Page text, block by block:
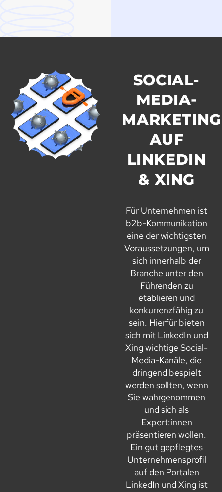
SOCIAL-
MEDIA-
MARKETING
AUF
LINKEDIN
& XING
Für Unternehmen ist
b2b-Kommunikation
eine der wichtigsten
Voraussetzungen, um
sich innerhalb der
Branche unter den
Führenden zu
etablieren und
konkurrenzfähig zu
sein. Hierfür bieten
sich mit LinkedIn und
Xing wichtige Social-
Media-Kanäle, die
dringend bespielt
werden sollten, wenn
Sie wahrgenommen
und sich als
Expert:innen
präsentieren wollen.
Ein gut gepflegtes
Unternehmensprofil
auf den Portalen
LinkedIn und Xing ist